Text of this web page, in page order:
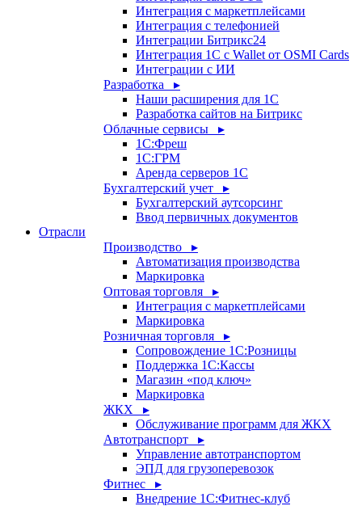
Интеграция с маркетплейсами
Интеграция с телефонией
Интеграции Битрикс24
Интеграция 1С с Wallet от OSMI Cards
Интеграции с ИИ
Разработка ▸
Наши расширения для 1С
Разработка сайтов на Битрикс
Облачные сервисы ▸
1С:Фреш
1С:ГРМ
Аренда серверов 1С
Бухгалтерский учет ▸
Бухгалтерский аутсорсинг
Ввод первичных документов
Отрасли
Производство ▸
Автоматизация производства
Маркировка
Оптовая торговля ▸
Интеграция с маркетплейсами
Маркировка
Розничная торговля ▸
Сопровождение 1С:Розницы
Поддержка 1С:Кассы
Магазин «под ключ»
Маркировка
ЖКХ ▸
Обслуживание программ для ЖКХ
Автотранспорт ▸
Управление автотранспортом
ЭПД для грузоперевозок
Фитнес ▸
Внедрение 1С:Фитнес-клуб